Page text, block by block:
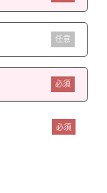
任意
必須
必須